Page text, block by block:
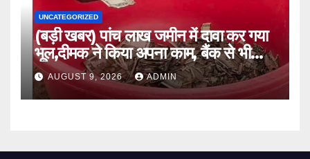
UNCATEGORIZED
(बड़ी खबर) पांच लाख जमीन में दावा कर गया
भूल,दीमक ने किया अपना काम, बैंक से भी
लौटा हताश ।।
AUGUST 9, 2026 ADMIN